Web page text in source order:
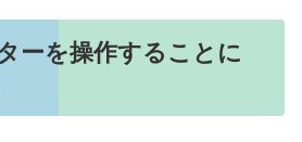
ーを操作することに